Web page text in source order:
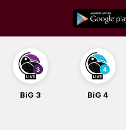
content
BiG 4 BiG Balade